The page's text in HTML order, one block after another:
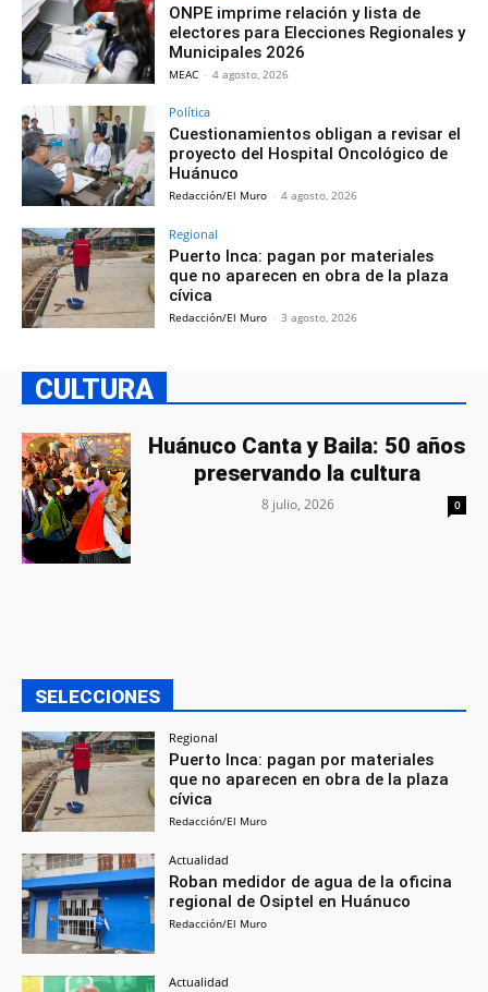
ONPE imprime relación y lista de
electores para Elecciones Regionales y
Municipales 2026
MEAC - 4 agosto, 2026
Política
Cuestionamientos obligan a revisar el
proyecto del Hospital Oncológico de
Huánuco
Redacción/El Muro - 4 agosto, 2026
Regional
Puerto Inca: pagan por materiales
que no aparecen en obra de la plaza
cívica
Redacción/El Muro - 3 agosto, 2026
CULTURA
Huánuco Canta y Baila: 50 años
preservando la cultura
8 julio, 2026 0
SELECCIONES
Regional
Puerto Inca: pagan por materiales
que no aparecen en obra de la plaza
cívica
Redacción/El Muro
Actualidad
Roban medidor de agua de la oficina
regional de Osiptel en Huánuco
Redacción/El Muro
Actualidad